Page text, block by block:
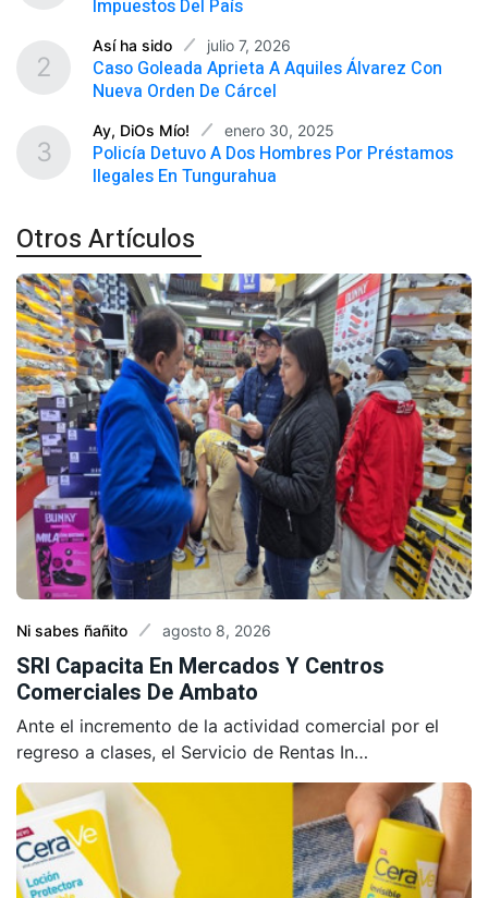
Impuestos Del País
Así ha sido julio 7, 2026
Caso Goleada Aprieta A Aquiles Álvarez Con
Nueva Orden De Cárcel
2
Ay, DiOs Mío! enero 30, 2025
Policía Detuvo A Dos Hombres Por Préstamos
Ilegales En Tungurahua
3
Otros Artículos
Ni sabes ñañito agosto 8, 2026
SRI Capacita En Mercados Y Centros
Comerciales De Ambato
Ante el incremento de la actividad comercial por el
regreso a clases, el Servicio de Rentas In…